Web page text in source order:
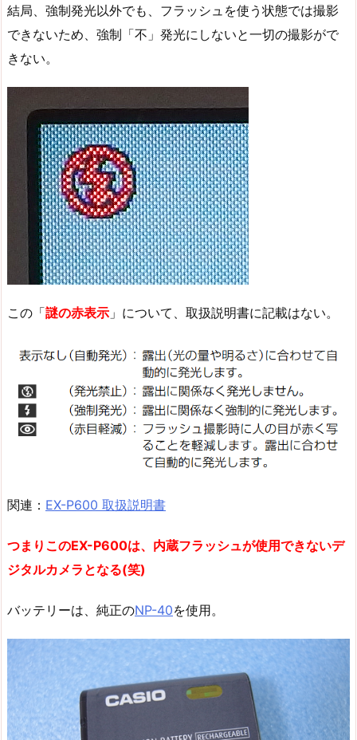
結局、強制発光以外でも、フラッシュを使う状態では撮影
できないため、強制「不」発光にしないと一切の撮影がで
きない。
この「謎の赤表示 」について、取扱説明書に記載はない。
関連： EX-P600 取扱説明書
つまりこのEX-P600は、内蔵フラッシュが使用できないデ
ジタルカメラとなる(笑)
バッテリーは、純正のNP-40を使用。